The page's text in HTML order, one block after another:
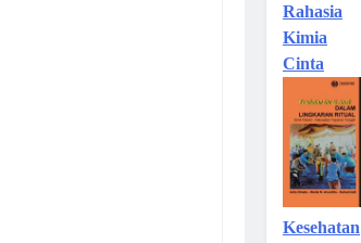
Rahasia
Kimia
Cinta
Kesehatan